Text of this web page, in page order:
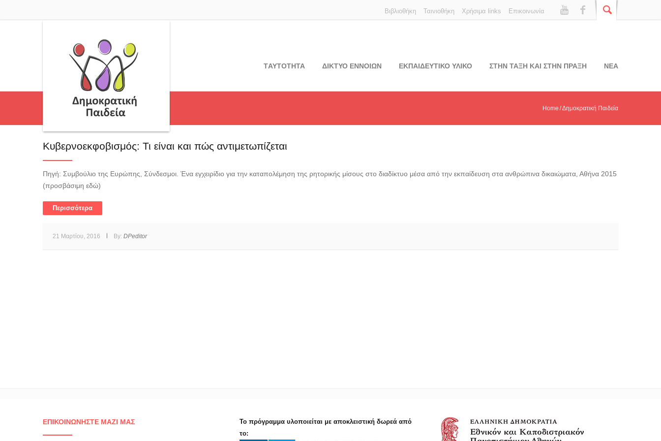
Επικοινωνία
Χρήσιμα links
Ταινιοθήκη
Βιβλιοθήκη
TΑΥΤΟΤΗΤΑ ΔΙΚΤΥΟ ΕΝΝΟΙΩΝ ΕΚΠΑΙΔΕΥΤΙΚΟ ΥΛΙΚΟ ΣΤΗΝ ΤΑΞΗ ΚΑΙ ΣΤΗΝ ΠΡΑΞΗ ΝΕΑ
Home Δημοκρατική Παιδεία
Κυβερνοεκφοβισμός: Τι είναι και πώς αντιμετωπίζεται
Πηγή: Συμβούλιο της Ευρώπης, Σύνδεσμοι. Ένα εγχειρίδιο για την καταπολέμηση της ρητορικής μίσους στο διαδίκτυο μέσα από την εκπαίδευση στα ανθρώπινα δικαιώματα, Αθήνα 2015
(προσβάσιμη εδώ)
Περισσότερα
21 Μαρτίου, 2016 By: DPeditor
ΕΠΙΚΟΙΝΩΝΉΣΤΕ ΜΑΖΊ ΜΑΣ
Το πρόγραμμα υλοποιείται με αποκλειστική δωρεά από
το: